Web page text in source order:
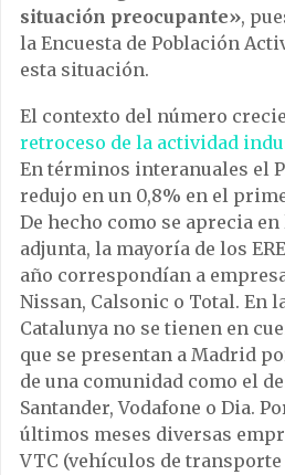
situación preocupante»,
la Encuesta de Población
esta situación.
El contexto del número
retroceso de la actividad
En términos interanuales el
redujo en un 0,8% en el
De hecho como se aprecia
adjunta, la mayoría de los
año correspondían a
Nissan, Calsonic o Total. En
Catalunya no se tienen en
que se presentan a Madrid
de una comunidad como el
Santander, Vodafone o Dia.
últimos meses diversas
VTC (vehículos de